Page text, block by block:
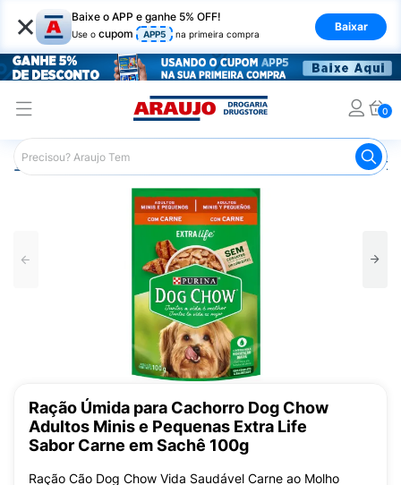
× Baixe o APP e ganhe 5% OFF!
Use o cupom APP5 na primeira compra
Baixar
0
Araujo Pet Shop Ração para Cachorro
Ração Úmida para Cachorro Dog Chow
Adultos Minis e Pequenas Extra Life
Sabor Carne em Sachê 100g
Ração Cão Dog Chow Vida Saudável Carne ao Molho